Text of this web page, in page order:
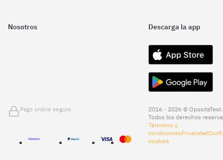
Nosotros Descarga la app
Pago online seguro
2016 - 2026 © OpositaTest.
Todos los derechos
Términos y
condicionesPrivacidad
cookies